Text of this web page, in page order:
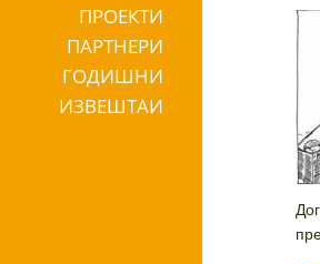
ПРОЕКТИ
ПАРТНЕРИ
ГОДИШНИ
ИЗВЕШТАИ